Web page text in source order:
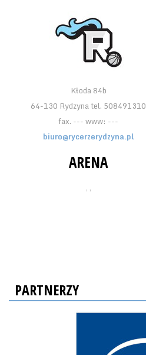
Kłoda 84b
64-130 Rydzyna tel. 508491310
fax. --- www: ---
biuro@rycerzerydzyna.pl
ARENA
, ,
PARTNERZY